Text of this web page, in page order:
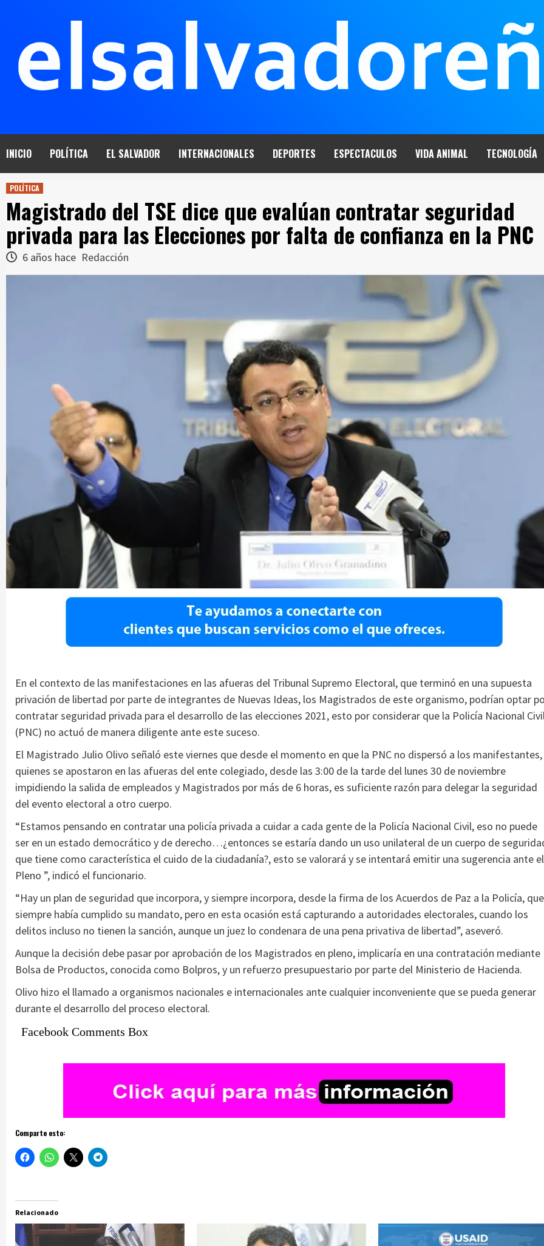
INICIO POLÍTICA EL SALVADOR INTERNACIONALES DEPORTES ESPECTACULOS VIDA ANIMAL TECNOLOGÍA
POLÍTICA
Magistrado del TSE dice que evalúan contratar seguridad
privada para las Elecciones por falta de confianza en la PNC
6 años hace Redacción
En el contexto de las manifestaciones en las afueras del Tribunal Supremo Electoral, que terminó en una supuesta
privación de libertad por parte de integrantes de Nuevas Ideas, los Magistrados de este organismo, podrían optar
contratar seguridad privada para el desarrollo de las elecciones 2021, esto por considerar que la Policía Nacional
(PNC) no actuó de manera diligente ante este suceso.
El Magistrado Julio Olivo señaló este viernes que desde el momento en que la PNC no dispersó a los manifestantes,
quienes se apostaron en las afueras del ente colegiado, desde las 3:00 de la tarde del lunes 30 de noviembre
impidiendo la salida de empleados y Magistrados por más de 6 horas, es suficiente razón para delegar la seguridad
del evento electoral a otro cuerpo.
“Estamos pensando en contratar una policía privada a cuidar a cada gente de la Policía Nacional Civil, eso no puede
ser en un estado democrático y de derecho…¿entonces se estaría dando un uso unilateral de un cuerpo de
que tiene como característica el cuido de la ciudadanía?, esto se valorará y se intentará emitir una sugerencia ante el
Pleno ”, indicó el funcionario.
“Hay un plan de seguridad que incorpora, y siempre incorpora, desde la firma de los Acuerdos de Paz a la Policía, que
siempre había cumplido su mandato, pero en esta ocasión está capturando a autoridades electorales, cuando los
delitos incluso no tienen la sanción, aunque un juez lo condenara de una pena privativa de libertad”, aseveró.
Aunque la decisión debe pasar por aprobación de los Magistrados en pleno, implicaría en una contratación mediante
Bolsa de Productos, conocida como Bolpros, y un refuerzo presupuestario por parte del Ministerio de Hacienda.
Olivo hizo el llamado a organismos nacionales e internacionales ante cualquier inconveniente que se pueda generar
durante el desarrollo del proceso electoral.
Facebook Comments Box
Comparte esto:
Relacionado